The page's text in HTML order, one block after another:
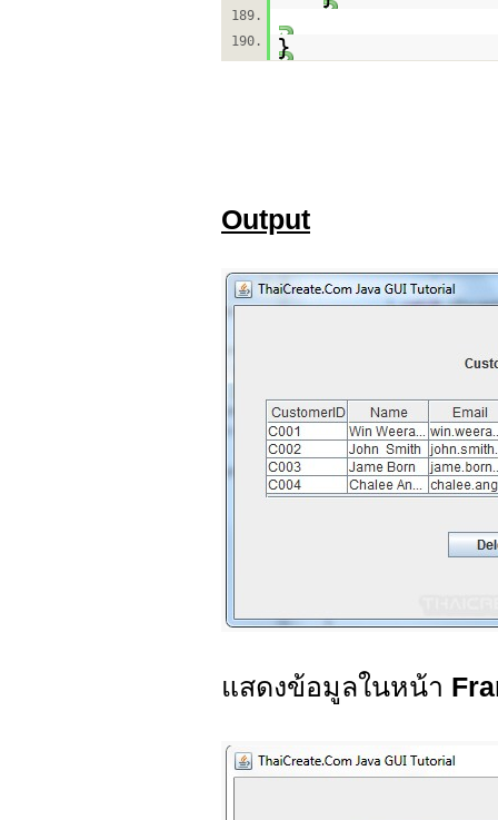
189.
190.
}
Output
แสดงข้อมูลในหน้า